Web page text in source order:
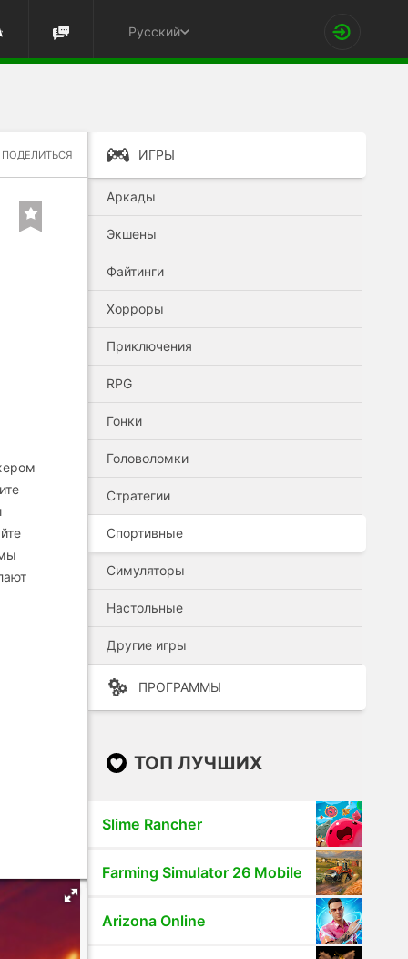
Русский
ПОДЕЛИТЬСЯ ИГРЫ
Аркады
Экшены
Файтинги
Хорроры
Приключения
RPG
Гонки
Головоломки
Стратегии
Спортивные
Симуляторы
Настольные
Другие игры
ПРОГРАММЫ
ТОП ЛУЧШИХ
Slime Rancher
Farming Simulator 26 Mobile
Arizona Online